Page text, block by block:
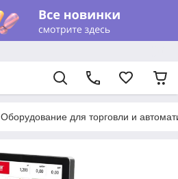
Оборудование для торговли и